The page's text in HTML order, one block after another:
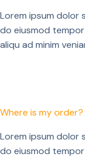
Lorem ipsum dolor
do eiusmod
aliqu ad minim
Where is my order?
Lorem ipsum dolor
do eiusmod